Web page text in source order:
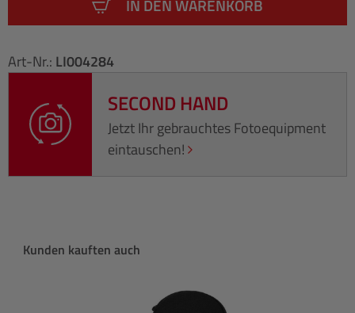
IN DEN WARENKORB
Art-Nr.: LI004284
SECOND HAND
Jetzt Ihr gebrauchtes Fotoequipment
eintauschen!
Produktgalerie überspringen
Kunden kauften auch